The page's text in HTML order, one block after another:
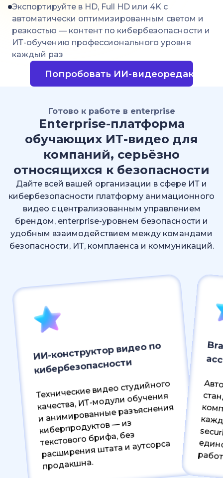
Экспортируйте в HD, Full HD или 4K с
автоматически оптимизированным светом и
резкостью — контент по кибербезопасности и
ИТ-обучению профессионального уровня
каждый раз
Попробовать ИИ-видеоредактор
Готово к работе в enterprise
Enterprise-платформа
обучающих ИТ-видео для
компаний, серьёзно
относящихся к безопасности
Дайте всей вашей организации в сфере ИТ и
кибербезопасности платформу анимационного
видео с централизованным управлением
брендом, enterprise-уровнем безопасности и
удобным взаимодействием между командами
безопасности, ИТ, комплаенса и коммуникаций.
ИИ-конструктор видео по
кибербезопасности
Технические видео студийного
качества, ИТ-модули обучения
и анимированные разъяснения
киберпродуктов — из
текстового брифа, без
расширения штата и аутсорса
продакшна.
security